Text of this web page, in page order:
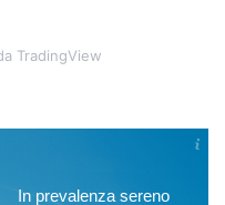
TradingView
In prevalenza sereno